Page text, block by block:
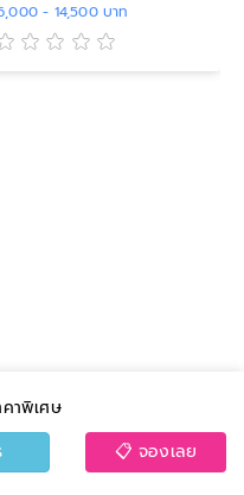
- 14,500 บาท
าพิเศษ
📋 จองเลย